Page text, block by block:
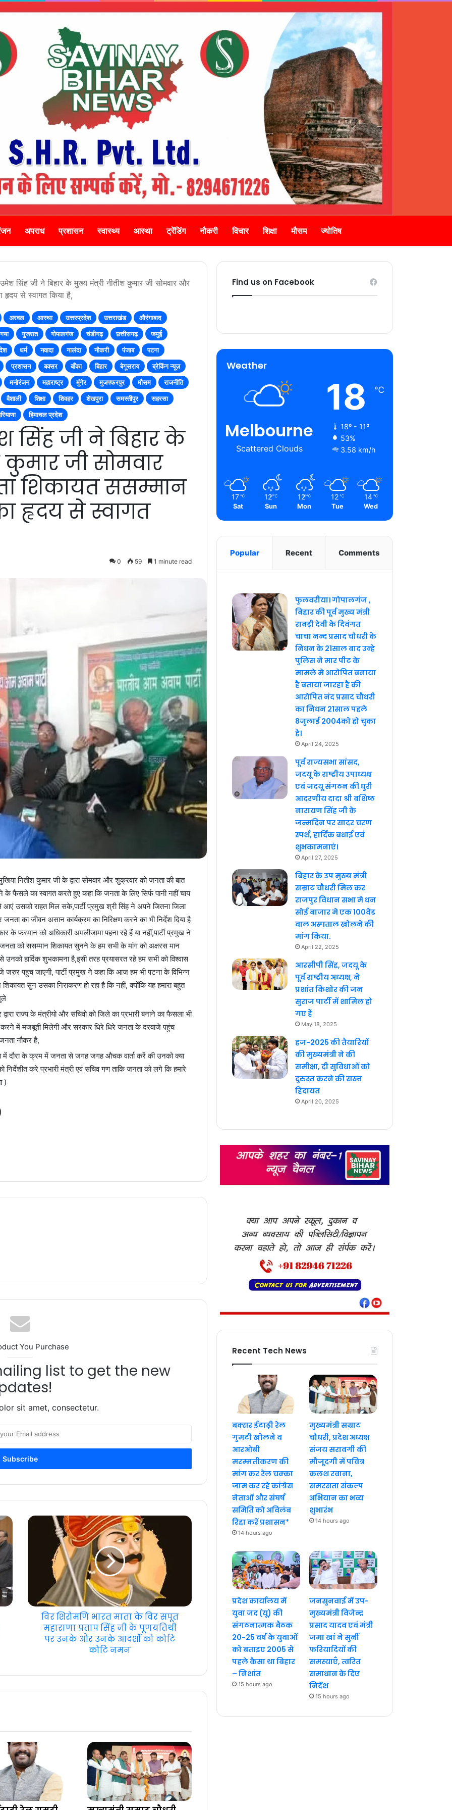
अपराध प्रशासन स्वास्थ्य आस्था ट्रेंडिंग नौकरी विचार शिक्षा मौसम ज्योतिष
सिंह जी ने बिहार के मुख्य मंत्री नीतीश कुमार जी सोमवार और
से स्वागत किया है,
अरवल आस्था उत्तरप्रदेश उत्तराखंड
औरंगाबाद
गया गुजरात गोपालगंज चंडीगढ़ छत्तीसगढ़
जमुई
धर्म नवादा नालंदा नौकरी पंजाब
पटना
प्रशासन बक्सर बाँका बिहार बेगूसराय
ब्रेकिंग न्यूज़
मनोरंजन महाराष्ट्र मुंगेर मुजफ्फरपुर मौसम
राजनीति
वैशाली शिक्षा शिवहर शेखपुरा समस्तीपुर
सहरसा
हिमाचल प्रदेश
सिंह जी ने बिहार के
जी सोमवार
शिकायत ससम्मान
से स्वागत
0 59 1 minute read
नितीश कुमार जी के द्वारा सोमवार और शुक्रवार को जनता की बात
के फैसले का स्वागत करते हुए कहा कि जनता के लिए सिर्फ पानी नहीं चाय
आएं उसको राहत मिल सके,पार्टी प्रमुख श्री सिंह ने अपने जितना जिला
का जीवन असान कार्यक्रम का निरिक्षण करने का भी निर्देश दिया है
फरमान को अधिकारी अमलीजामा पहना रहे हैं या नहीं,पार्टी प्रमुख ने
को ससम्मान शिकायत सुनने के हम सभी के मांग को अक्षरस मान
हार्दिक शुभकामना है,इसी तरह प्रयासरत रहे हम सभी को विश्वास
पहुच जाएगी, पार्टी प्रमुख ने कहा कि आज हम भी पटना के विभिन्न
सुन उसका निराकरण हो रहा है कि नहीं, क्योंकि यह हमारा बहुत
राज्य के मंत्रीयो और सचिवो को जिले का प्रभारी बनाने का फैसला भी
में मजबूती मिलेगी और सरकार धिरे धिरे जनता के दरवाजे पहुंच
नौकर है,
में दौरा के क्रम में जनता से जगह जगह औचक वार्ता करें की उनको क्या
निर्देशीत करे प्रभारी मंत्री एवं सचिव गण ताकि जनता को लगे कि हमारे
)
You Purchase
list to get the new
sit amet, consectetur.
विर शिरोमणि भारत माता के विर सपूत
महाराणा प्रताप सिंह जी के पूणयतिथी
पर उनके और उनके आदर्शों को कोटि
कोटि नमन
Find us on Facebook
Weather
Melbourne
Scattered Clouds
18 ℃
18º - 11º
53%
3.58 km/h
17 ℃
Sat
12 ℃
Sun
12 ℃
Mon
12 ℃
Tue
14 ℃
Wed
Popular Recent Comments
फुलवरीया। गोपालगंज ,
बिहार की पूर्व मुख्य मंत्री
राबड़ी देवी के दिवंगत
चाचा नन्द प्रसाद चौधरी के
निधन के 21साल बाद उन्हे
पुलिस ने मार पीट के
मामले मे आरोपित बनाया
है बताया जारहा है की
आरोपित नंद प्रसाद चौधरी
का निधन 21साल पहले
8जुलाई 2004को हो चुका
है।
April 24, 2025
पूर्व राज्यसभा सांसद,
जदयू के राष्ट्रीय उपाध्यक्ष
एवं जदयू संगठन की धुरी
आदरणीय दादा श्री बशिष्ठ
नारायण सिंह जी के
जन्मदिन पर सादर चरण
स्पर्श, हार्दिक बधाई एवं
शुभकामनाएं।
April 27, 2025
बिहार के उप मुख्य मंत्री
सम्राट चौधरी मिल कर
राजपुर विधान सभा मे धन
सोई बाजार मे एक 100वेड
वाल अस्पताल खोलने की
मांग किया.
April 22, 2025
आरसीपी सिंह, जदयू के
पूर्व राष्ट्रीय अध्यक्ष, ने
प्रशांत किशोर की जन
सुराज पार्टी में शामिल हो
गए हैं
May 18, 2025
हज-2025 की तैयारियों
की मुख्यमंत्री ने की
समीक्षा, दी सुविधाओं को
दुरुस्त करने की सख्त
हिदायत
April 20, 2025
Recent Tech News
बक्सर ईटाढ़ी रेल
गुमटी खोलने व
आरओबी
मरम्मतीकरण की
मांग कर रेल चक्का
जाम कर रहे कांग्रेस
नेताओं और संघर्ष
समिति को अविलंब
रिहा करें प्रशासन*
14 hours ago
मुख्यमंत्री सम्राट
चौधरी, प्रदेश अध्यक्ष
संजय सरावगी की
मौजूदगी में पवित्र
कलश रवाना,
समरसता संकल्प
अभियान का भव्य
शुभारंभ
14 hours ago
प्रदेश कार्यालय में
युवा जद (यू) की
संगठनात्मक बैठक
20-25 वर्ष के युवाओं
को बताइए 2005 से
पहले कैसा था बिहार
– निशांत
15 hours ago
जनसुनवाई में उप-
मुख्यमंत्री विजेन्द्र
प्रसाद यादव एवं मंत्री
जमा खां ने सुनीं
फरियादियों की
समस्याएँ, त्वरित
समाधान के दिए
निर्देश
15 hours ago